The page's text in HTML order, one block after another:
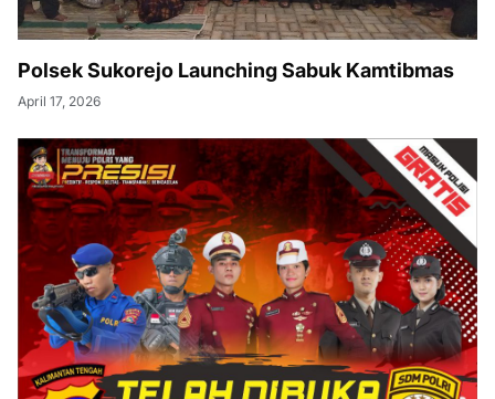
Polsek Sukorejo Launching Sabuk Kamtibmas
April 17, 2026